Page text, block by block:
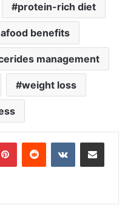
protein-rich diet
benefits
management
weight loss
PinterestReddit VKontakteShare via Email